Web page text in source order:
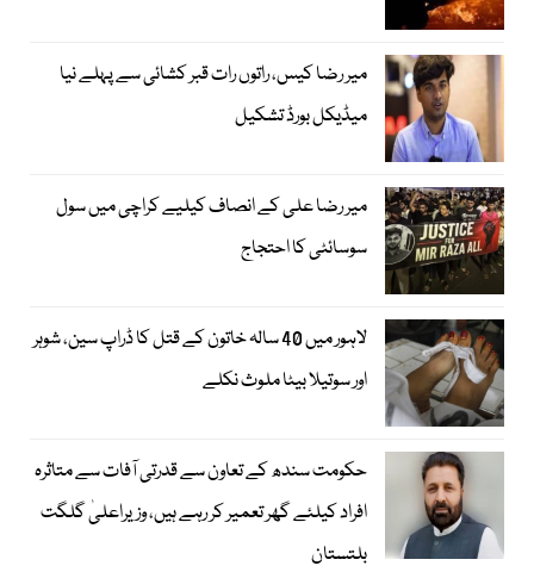
میر رضا کیس، راتوں رات قبر کشائی سے پہلے نیا
میڈیکل بورڈ تشکیل
میر رضا علی کے انصاف کیلیے کراچی میں سول
سوسائٹی کا احتجاج
لاہور میں 40 سالہ خاتون کے قتل کا ڈراپ سین، شوہر
اور سوتیلا بیٹا ملوث نکلے
حکومت سندھ کے تعاون سے قدرتی آفات سے متاثرہ
افراد کیلئے گھر تعمیر کر رہے ہیں، وزیراعلیٰ گلگت
بلتستان